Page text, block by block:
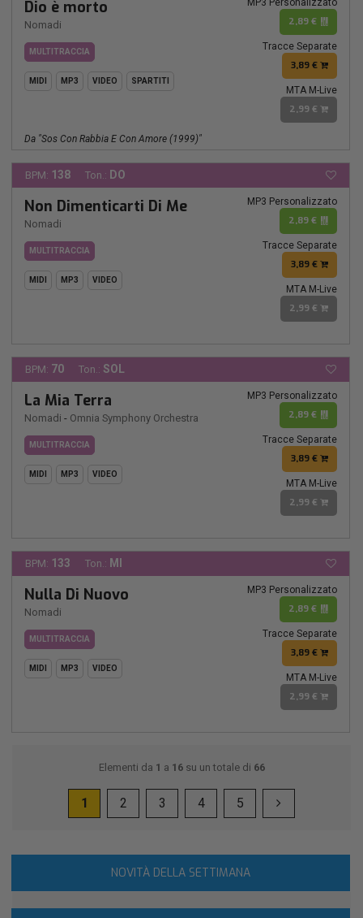
Dio è morto
Nomadi
MULTITRACCIA
MIDI MP3 VIDEO SPARTITI
MP3 Personalizzato
2,89 €
Tracce Separate
3,89 €
MTA M-Live
2,99 €
Da "sos Con Rabbia E Con Amore (1999)"
BPM: 138 Ton.: DO
Non Dimenticarti Di Me
Nomadi
MULTITRACCIA
MIDI MP3 VIDEO
MP3 Personalizzato
2,89 €
Tracce Separate
3,89 €
MTA M-Live
2,99 €
BPM: 70 Ton.: SOL
La Mia Terra
Nomadi - Omnia Symphony Orchestra
MULTITRACCIA
MIDI MP3 VIDEO
MP3 Personalizzato
2,89 €
Tracce Separate
3,89 €
MTA M-Live
2,99 €
BPM: 133 Ton.: MI
Nulla Di Nuovo
Nomadi
MULTITRACCIA
MIDI MP3 VIDEO
MP3 Personalizzato
2,89 €
Tracce Separate
3,89 €
MTA M-Live
2,99 €
Elementi da 1 a 16su un totale di 66
1 2 3 4 5
NOVITÀ DELLA SETTIMANA